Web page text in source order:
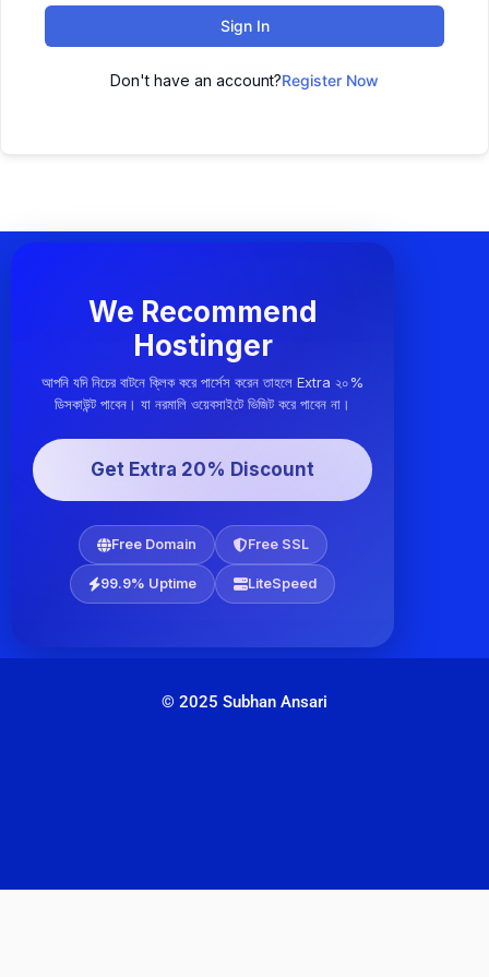
Sign In
Don't have an account?Register Now
We Recommend
Hostinger
আপনি যদি নিচের বাটনে ক্লিক করে পার্সেস করেন তাহলে Extra ২০%
ডিসকাউন্ট পাবেন। যা নরমালি ওয়েবসাইটে ভিজিট করে পাবেন না।
Get Extra 20% Discount
Free Domain Free SSL
99.9% Uptime LiteSpeed
© 2025 Subhan Ansari